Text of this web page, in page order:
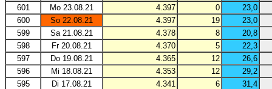
601
Mo 23.08.21 4.397 0
23,0
600
So 22.08.21 4.397 19
23,0
599
Sa 21.08.21 4.378 8
20,8
598
Fr 20.08.21 4.370 5
22,3
597
Do 19.08.21 4.365 12
26,6
596
Mi 18.08.21 4.353 12
29,2
595
Di 17.08.21 4.341 6
31,4